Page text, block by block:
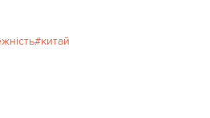
останнім часом
реформи
китай